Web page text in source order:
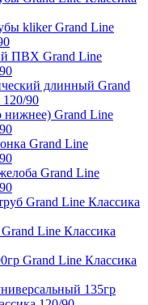
kliker Grand Line
ПВХ Grand Line
длинный Grand
90
нижнее) Grand Line
Grand Line
Grand Line
Grand Line Классика
Line Классика
Grand Line Классика
135гр